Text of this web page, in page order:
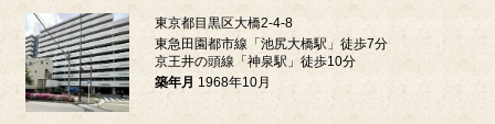
東京都目黒区大橋2-4-8
東急田園都市線「池尻大橋駅」徒歩7分
京王井の頭線「神泉駅」徒歩10分
築年月 1968年10月